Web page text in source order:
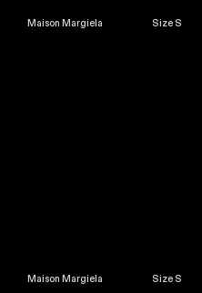
Maison Margiela Size S
Maison Margiela Size S